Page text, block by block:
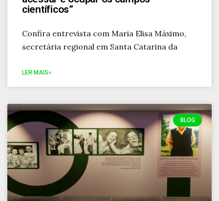
científicos”
Confira entrevista com Maria Elisa Máximo,
secretária regional em Santa Catarina da
LER MAIS»
BLOG